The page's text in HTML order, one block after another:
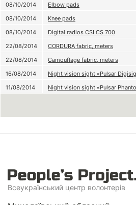
08/10/2014
Elbow pads
08/10/2014
Knee pads
08/10/2014
Digital radios CSI CS 700
22/08/2014
CORDURA fabric, meters
22/08/2014
Camouflage fabric, meters
16/08/2014
Night vision sight «Pulsar
11/08/2014
Night vision sight «Pulsar
Всеукраїнський центр волонтерів